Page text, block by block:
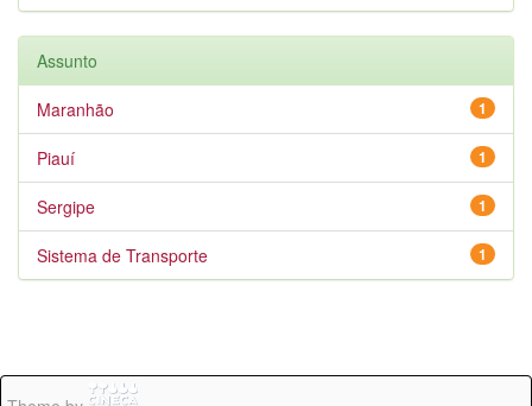
Assunto
1
Maranhão
1
Piauí
1
Sergipe
1
Sistema de Transporte